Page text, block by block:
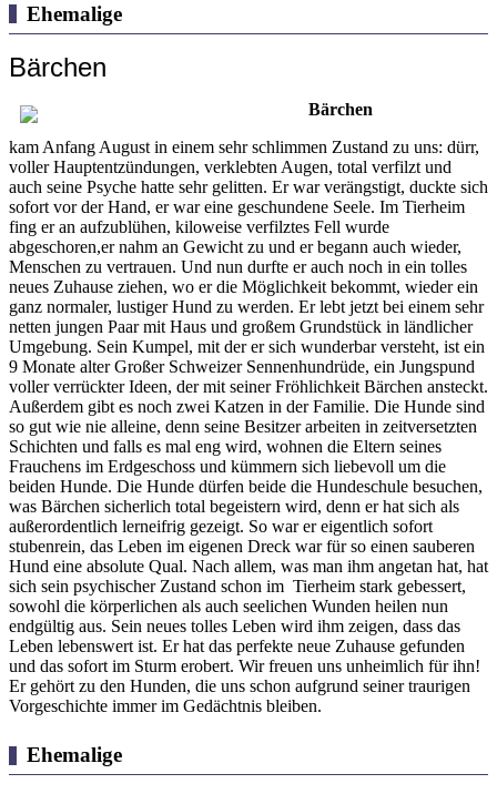
Ehemalige
Bärchen
Bärchen
kam Anfang August in einem sehr schlimmen Zustand zu uns: dürr,
voller Hauptentzündungen, verklebten Augen, total verfilzt und
auch seine Psyche hatte sehr gelitten. Er war verängstigt, duckte sich
sofort vor der Hand, er war eine geschundene Seele. Im Tierheim
fing er an aufzublühen, kiloweise verfilztes Fell wurde
abgeschoren,er nahm an Gewicht zu und er begann auch wieder,
Menschen zu vertrauen. Und nun durfte er auch noch in ein tolles
neues Zuhause ziehen, wo er die Möglichkeit bekommt, wieder ein
ganz normaler, lustiger Hund zu werden. Er lebt jetzt bei einem sehr
netten jungen Paar mit Haus und großem Grundstück in ländlicher
Umgebung. Sein Kumpel, mit der er sich wunderbar versteht, ist ein
9 Monate alter Großer Schweizer Sennenhundrüde, ein Jungspund
voller verrückter Ideen, der mit seiner Fröhlichkeit Bärchen ansteckt.
Außerdem gibt es noch zwei Katzen in der Familie. Die Hunde sind
so gut wie nie alleine, denn seine Besitzer arbeiten in zeitversetzten
Schichten und falls es mal eng wird, wohnen die Eltern seines
Frauchens im Erdgeschoss und kümmern sich liebevoll um die
beiden Hunde. Die Hunde dürfen beide die Hundeschule besuchen,
was Bärchen sicherlich total begeistern wird, denn er hat sich als
außerordentlich lerneifrig gezeigt. So war er eigentlich sofort
stubenrein, das Leben im eigenen Dreck war für so einen sauberen
Hund eine absolute Qual. Nach allem, was man ihm angetan hat, hat
sich sein psychischer Zustand schon im Tierheim stark gebessert,
sowohl die körperlichen als auch seelichen Wunden heilen nun
endgültig aus. Sein neues tolles Leben wird ihm zeigen, dass das
Leben lebenswert ist. Er hat das perfekte neue Zuhause gefunden
und das sofort im Sturm erobert. Wir freuen uns unheimlich für ihn!
Er gehört zu den Hunden, die uns schon aufgrund seiner traurigen
Vorgeschichte immer im Gedächtnis bleiben.
Ehemalige